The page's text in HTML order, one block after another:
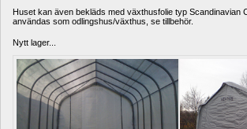
Huset kan även bekläds med växthusfolie typ Scandinavian
användas som odlingshus/växthus, se tillbehör.
Nytt lager...